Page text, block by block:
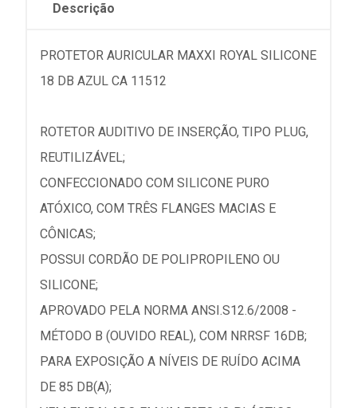
Descrição
PROTETOR AURICULAR MAXXI ROYAL SILICONE
18 DB AZUL CA 11512
ROTETOR AUDITIVO DE INSERÇÃO, TIPO PLUG,
REUTILIZÁVEL;
CONFECCIONADO COM SILICONE PURO
ATÓXICO, COM TRÊS FLANGES MACIAS E
CÔNICAS;
POSSUI CORDÃO DE POLIPROPILENO OU
SILICONE;
APROVADO PELA NORMA ANSI.S12.6/2008 -
MÉTODO B (OUVIDO REAL), COM NRRSF 16DB;
PARA EXPOSIÇÃO A NÍVEIS DE RUÍDO ACIMA
DE 85 DB(A);